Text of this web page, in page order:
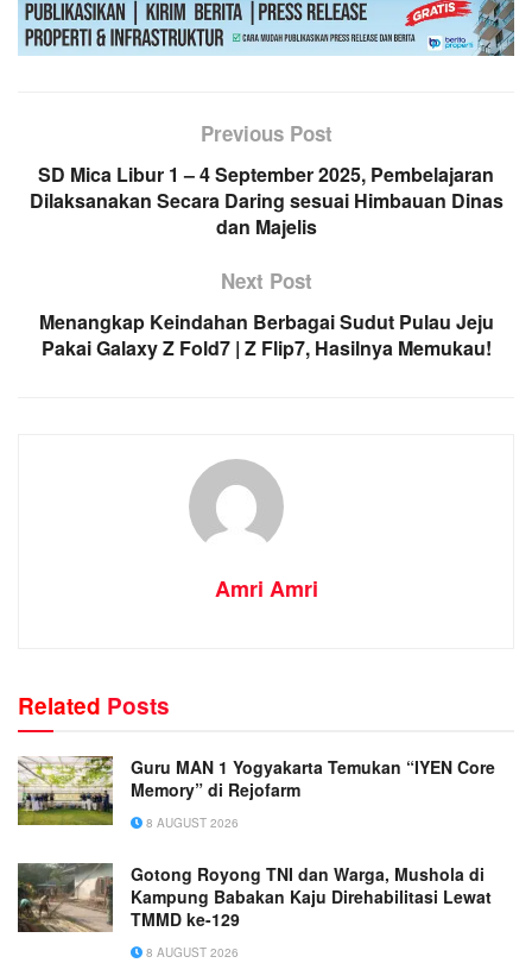
Previous Post
SD Mica Libur 1 – 4 September 2025, Pembelajaran
Dilaksanakan Secara Daring sesuai Himbauan Dinas
dan Majelis
Next Post
Menangkap Keindahan Berbagai Sudut Pulau Jeju
Pakai Galaxy Z Fold7 | Z Flip7, Hasilnya Memukau!
Amri Amri
Related Posts
Guru MAN 1 Yogyakarta Temukan “IYEN Core
Memory” di Rejofarm
8 AUGUST 2026
Gotong Royong TNI dan Warga, Mushola di
Kampung Babakan Kaju Direhabilitasi Lewat
TMMD ke-129
8 AUGUST 2026